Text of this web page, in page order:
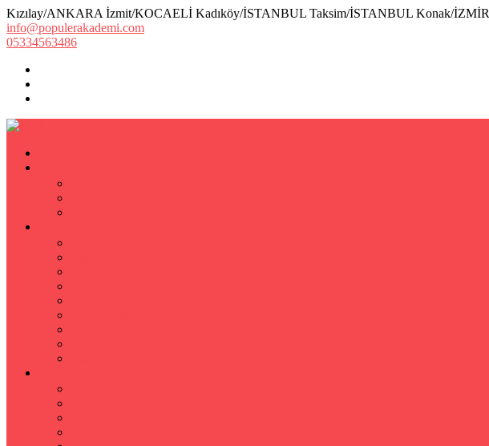
Kızılay/ANKARA İzmit/KOCAELİ Kadıköy/İSTANBUL Taksim/İSTANBUL Konak/İZMİR
info@populerakademi.com
05334563486